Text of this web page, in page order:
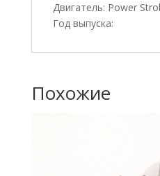
Двигатель: Power
Год выпуска:
Похожие